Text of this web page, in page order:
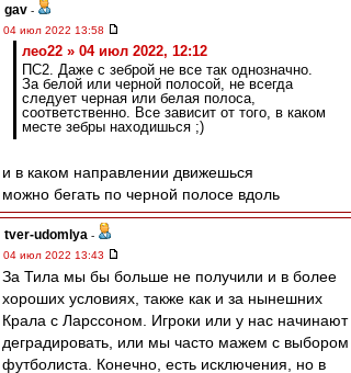
gav -
04 июл 2022 13:58
лео22 » 04 июл 2022, 12:12
ПС2. Даже с зеброй не все так однозначно.
За белой или черной полосой, не всегда
следует черная или белая полоса,
соответственно. Все зависит от того, в каком
месте зебры находишься ;)
и в каком направлении движешься
можно бегать по черной полосе вдоль
tver-udomlya -
04 июл 2022 13:43
За Тила мы бы больше не получили и в более
хороших условиях, также как и за нынешних
Крала с Ларссоном. Игроки или у нас начинают
деградировать, или мы часто мажем с выбором
футболиста. Конечно, есть исключения, но в